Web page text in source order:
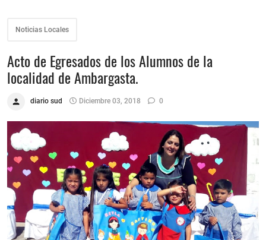
Noticias Locales
Acto de Egresados de los Alumnos de la
localidad de Ambargasta.
diario sud Diciembre 03, 2018 0